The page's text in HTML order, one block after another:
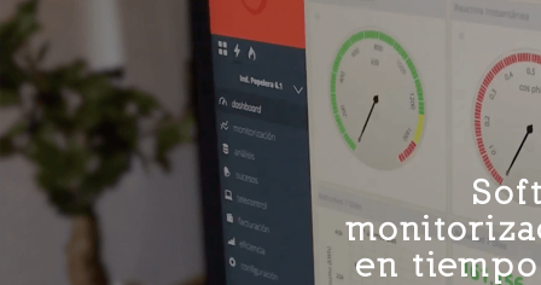
en